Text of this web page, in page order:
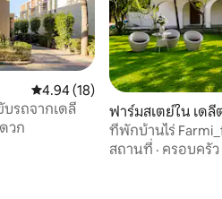
คะแนนเฉลี่ย 4.94 จาก 5, 18 รีวิว
4.94 (18)
รถจากเดลี
วก
ฟาร์มสเตย์ใน เดลี
ที่พักบ้านไร่
ธรรมชาติแสนสงบ
สถานที่ · ครอบครัว